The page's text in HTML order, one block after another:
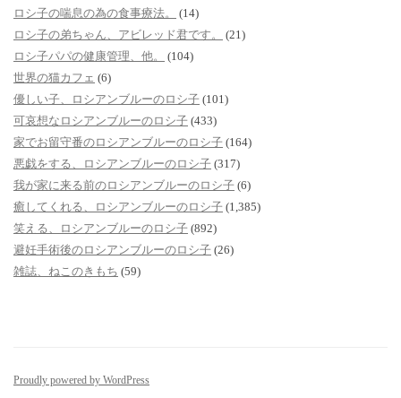
ロシ子の喘息の為の食事療法。
(14)
ロシ子の弟ちゃん、アビレッド君です。
(21)
ロシ子パパの健康管理、他。
(104)
世界の猫カフェ (6)
優しい子、ロシアンブルーのロシ子 (101)
可哀想なロシアンブルーのロシ子 (433)
家でお留守番のロシアンブルーのロシ子 (164)
悪戯をする、ロシアンブルーのロシ子 (317)
我が家に来る前のロシアンブルーのロシ子 (6)
癒してくれる、ロシアンブルーのロシ子 (1,385)
笑える、ロシアンブルーのロシ子 (892)
避妊手術後のロシアンブルーのロシ子 (26)
雑誌、ねこのきもち (59)
Proudly powered by WordPress